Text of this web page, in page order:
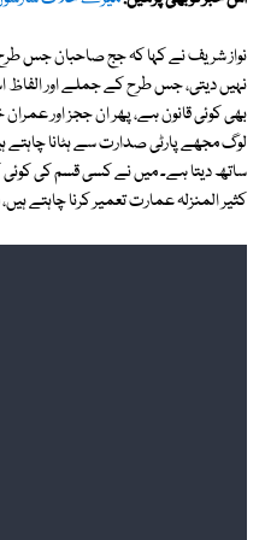
نواز شریف نے کہا کہ جج صاحبان جس
نہیں دیتی، جس طرح کے جملے اور
بھی کوئی قانون ہے، پھر ان ججز اور
لوگ مجھے پارٹی صدارت سے ہٹانا چاہتے
ساتھ دیتا ہے۔ میں نے کسی قسم کی کوئی
کثیر المنزلہ عمارت تعمیر کرنا چاہتے